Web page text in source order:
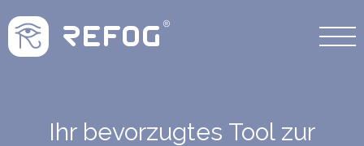
Ihr bevorzugtes Tool zur